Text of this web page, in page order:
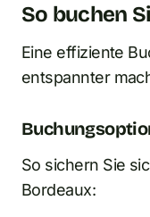
So buchen
Eine effiziente
entspannter
So sichern Sie
Bordeaux: